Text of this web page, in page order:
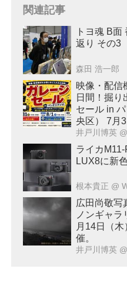
関連記事
トヨ魂 B面
返り その3
森田 浩一郎
映像・配信
日間！掘り
セール in
央区） 7月
井戸川博英
ライカ
LUX8に新
根本貴正 @
広田尚敬写
ノンギャ
月14日（
催。
井戸川博英